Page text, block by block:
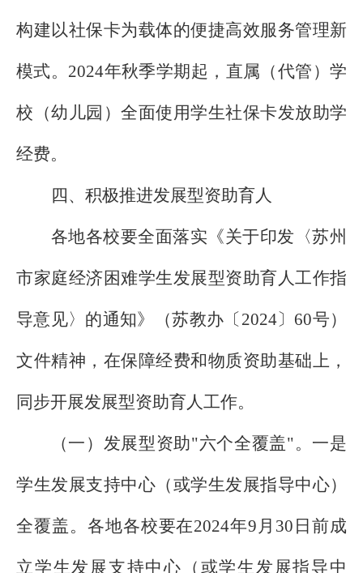
构建以社保卡为载体的便捷高效服务管理新
模式。 2024年秋季学期起，直属（代管）学
校（幼儿园）全面使用学生社保卡发放助学
经费。
四、积极推进发展型资助育人
各地各校要全面落实《关于印发〈苏州
市家庭经济困难学生发展型资助育人工作指
导意见〉的通知》（苏教办〔 2024〕 60号）
文件精神，在保障经费和物质资助基础上，
同步开展发展型资助育人工作。
（一）发展型资助"六个全覆盖"。一是
学生发展支持中心（或学生发展指导中心）
全覆盖。各地各校要在2024年9 月 30 日前成
立学生发展支持中心（或学生发展指导中